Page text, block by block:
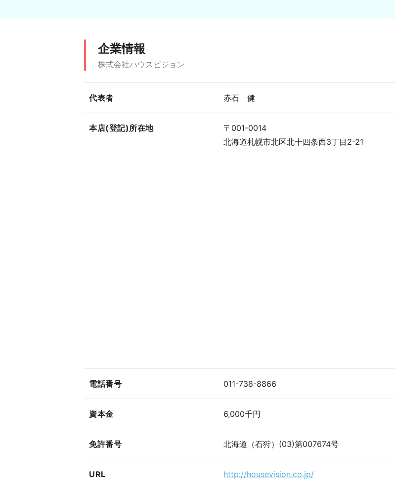
企業情報
株式会社ハウスビジョン
代表者 赤石 健
本店(登記)所在地
〒001-0014
北海道札幌市北区北十四条西3丁目2-21
電話番号 011-738-8866
資本金 6,000千円
免許番号 北海道（石狩）(03)第007674号
URL http://housevision.co.jp/